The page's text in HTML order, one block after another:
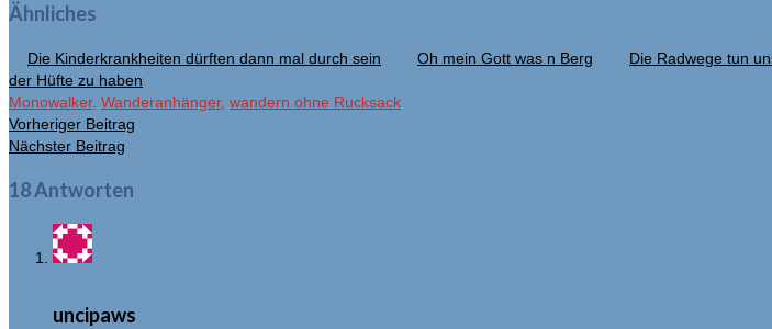
Ähnliches
Die Kinderkrankheiten dürften dann mal durch sein Oh mein Gott was n Berg Die Radwege tun
der Hüfte zu haben
Monowalker, Wanderanhänger, wandern ohne Rucksack
Vorheriger Beitrag
Nächster Beitrag
18 Antworten
uncipaws